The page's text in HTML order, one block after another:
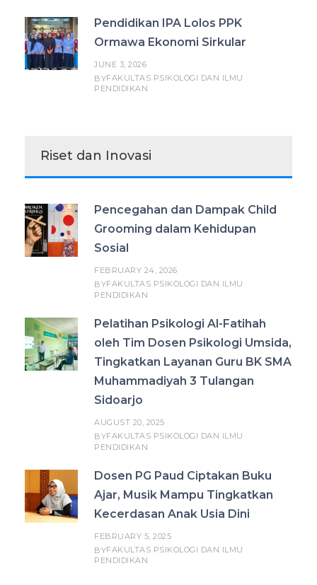
Pendidikan IPA Lolos PPK
Ormawa Ekonomi Sirkular
JUNE 3, 2026
BYFAKULTAS PSIKOLOGI DAN ILMU
PENDIDIKAN
Riset dan Inovasi
Pencegahan dan Dampak Child
Grooming dalam Kehidupan
Sosial
FEBRUARY 24, 2026
BYFAKULTAS PSIKOLOGI DAN ILMU
PENDIDIKAN
Pelatihan Psikologi Al-Fatihah
oleh Tim Dosen Psikologi Umsida,
Tingkatkan Layanan Guru BK SMA
Muhammadiyah 3 Tulangan
Sidoarjo
AUGUST 20, 2025
BYFAKULTAS PSIKOLOGI DAN ILMU
PENDIDIKAN
Dosen PG Paud Ciptakan Buku
Ajar, Musik Mampu Tingkatkan
Kecerdasan Anak Usia Dini
FEBRUARY 5, 2025
BYFAKULTAS PSIKOLOGI DAN ILMU
PENDIDIKAN